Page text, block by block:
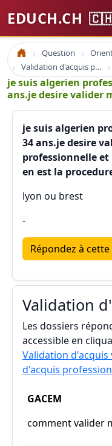
EDUCH.CH
Accueil Question
Validation d'acquis professionnel
je suis algerien
ans.je desire valider
je suis algerien
34 ans.je desire
professionnelle
en est la
lyon ou brest
-
Répondez à
Validation
Les dossiers
accessible en
Validation d'acquis
d'acquis
GACEM
comment valider